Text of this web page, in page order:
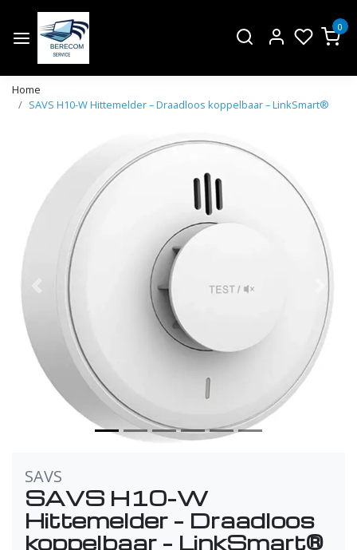
0
Home
SAVS H10-W Hittemelder – Draadloos koppelbaar – LinkSmart®
Vorige
SAVS
SAVS H10-W
Hittemelder – Draadloos
koppelbaar – LinkSmart®